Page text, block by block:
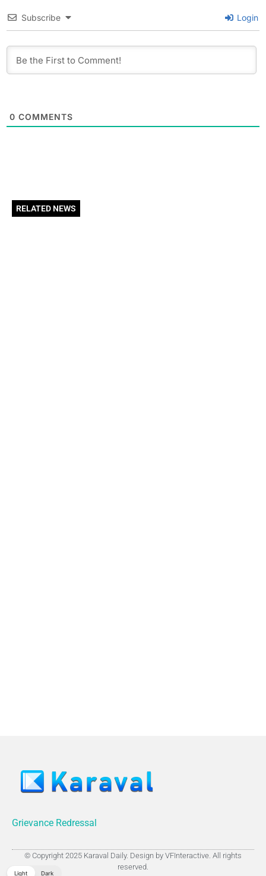
Subscribe Login
0 COMMENTS
RELATED NEWS
Grievance Redressal
© Copyright 2025 Karaval Daily. Design by VFInteractive. All rights
reserved.
Light Dark